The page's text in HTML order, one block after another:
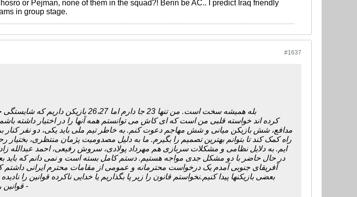
or Pejman, none of them in the squad?! Berin be AC.. I predict Iraq friendly
in group stage.
#1637
بله همیشه سخت است. من تنها 23 جا دارم اما 26،27 بازیکن داریم که شایستگی حضور در تیم ملی را دارند. طوری که اینها کار
کرده اند خواسته قلبی من است که ای کاش می توانستم همه آنها را در اختیار داشته
مدافع، شش بازیکن میانی و شش مهاجم دعوت کنم. به خاطر تیم ملی باید یکی، دو نفر کنار
راه کمک کند تا بتوانم بهترین تصمیم را بگیرم. ما به دلیل مصدومیت پژمان منتظری،
ایم. به دلایل نظامی و مشکلات سربازی هم مهرداد پولادی، سروش رفیعی، احمد عبدالله
در حال حاضر با دو مشکل جدی مواجه هستیم. دستم کامل بسته است و نمی دانم که باید
آفریقای جنوبی آمدم یک درخواست محترمانه و عمومی از مقامات محترم ایرانی
بعضی بازیکنها پیدا کنیم.نخواستم قانون را زیر پا بگذاریم یا خدایی ناکرده قوانین را
قوانین راهکاری پیدا شود اما متاسفانه این درخواست -